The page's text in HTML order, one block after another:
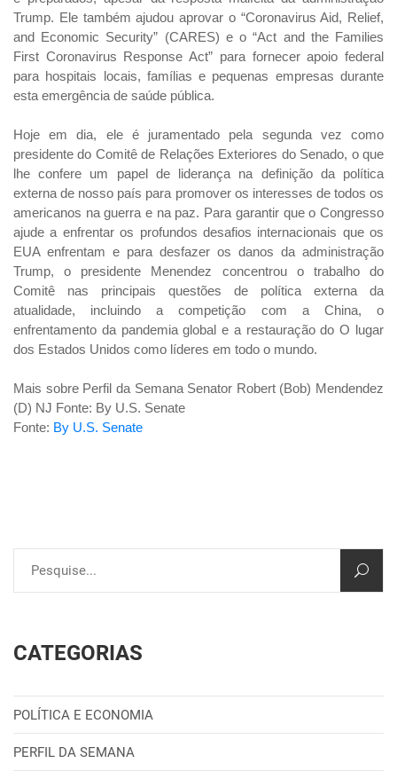
Trump. Ele também ajudou aprovar o “Coronavirus Aid, Relief,
and Economic Security” (CARES) e o “Act and the Families
First Coronavirus Response Act” para fornecer apoio federal
para hospitais locais, famílias e pequenas empresas durante
esta emergência de saúde pública.
Hoje em dia, ele é juramentado pela segunda vez como
presidente do Comitê de Relações Exteriores do Senado, o que
lhe confere um papel de liderança na definição da política
externa de nosso país para promover os interesses de todos os
americanos na guerra e na paz. Para garantir que o Congresso
ajude a enfrentar os profundos desafios internacionais que os
EUA enfrentam e para desfazer os danos da administração
Trump, o presidente Menendez concentrou o trabalho do
Comitê nas principais questões de política externa da
atualidade, incluindo a competição com a China, o
enfrentamento da pandemia global e a restauração do O lugar
dos Estados Unidos como líderes em todo o mundo.
Mais sobre Perfil da Semana Senator Robert (Bob) Mendendez
(D) NJ Fonte: By U.S. Senate
Fonte: By U.S. Senate
CATEGORIAS
POLÍTICA E ECONOMIA
PERFIL DA SEMANA